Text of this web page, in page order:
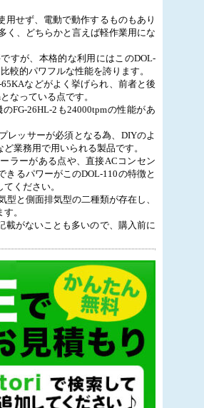
せず、電動で動作するものもあり
く、どちらかと言えば軽作業用にな
すが、本格的な利用にはこのDOL-
較的パワフルな性能を誇ります。
などがよく挙げられ、前者と後
なっている点です。
FG-26HL-2も24000tpmの性能があ
レッサーが必須となる為、DIYのよ
業務用で用いられる製品です。
ラーがある点や、直接ACコンセン
きるパワーがこのDOL-110の特徴と
ください。
と側面排気型の二種類が存在し、
。
載がないことも多いので、購入前に